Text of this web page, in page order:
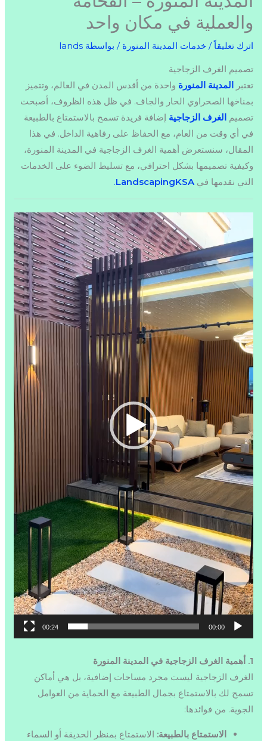
والعملية في مكان واحد
اترك تعليقاً / خدمات المدينة المنورة / بواسطة lands
تصميم الغرف الزجاجية
تعتبرالمدينة المنورة واحدة من أقدس المدن في العالم، وتتميز
بمناخها الصحراوي الحار والجاف. في ظل هذه الظروف، أصبحت
تصميمالغرف الزجاجية إضافة فريدة تسمح بالاستمتاع بالطبيعة
في أي وقت من العام، مع الحفاظ على رفاهية الداخل. في هذا
المقال، سنستعرض أهمية الغرف الزجاجية في المدينة المنورة،
وكيفية تصميمها بشكل احترافي، مع تسليط الضوء على الخدمات
التي نقدمها في LandscapingKSA
.
الفيديو
00:00
00:24
1. أهمية الغرف الزجاجية في المدينة المنورة
الغرف الزجاجية ليست مجرد مساحات إضافية، بل هي أماكن
تسمح لك بالاستمتاع بجمال الطبيعة مع الحماية من العوامل
الجوية. من فوائدها:
الاستمتاع بالطبيعة: الاستمتاع بمنظر الحديقة أو السماء